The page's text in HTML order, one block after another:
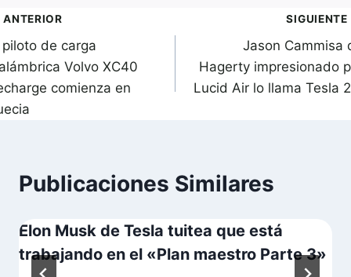
ANTERIOR
piloto de carga
Volvo XC40
comienza en
SIGUIENTE
Jason Cammisa
Hagerty impresionado
Lucid Air lo llama Tesla
Publicaciones Similares
Elon Musk de Tesla tuitea que está
trabajando en el «Plan maestro Parte 3»